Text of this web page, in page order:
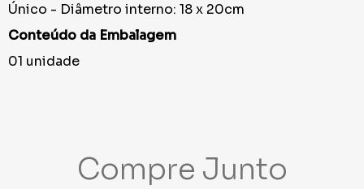
Único - Diâmetro interno: 18 x 20cm
Conteúdo da Embalagem
01 unidade
Compre Junto